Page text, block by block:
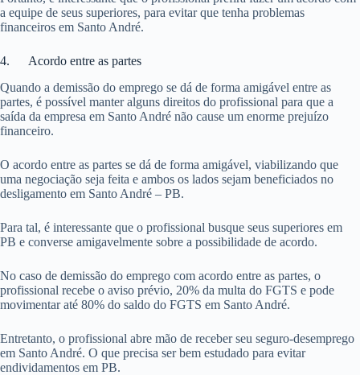
a equipe de seus superiores, para evitar que tenha problemas
financeiros em Santo André.
4. Acordo entre as partes
Quando a demissão do emprego se dá de forma amigável entre as
partes, é possível manter alguns direitos do profissional para que a
saída da empresa em Santo André não cause um enorme prejuízo
financeiro.
O acordo entre as partes se dá de forma amigável, viabilizando que
uma negociação seja feita e ambos os lados sejam beneficiados no
desligamento em Santo André – PB.
Para tal, é interessante que o profissional busque seus superiores em
PB e converse amigavelmente sobre a possibilidade de acordo.
No caso de demissão do emprego com acordo entre as partes, o
profissional recebe o aviso prévio, 20% da multa do FGTS e pode
movimentar até 80% do saldo do FGTS em Santo André.
Entretanto, o profissional abre mão de receber seu seguro-desemprego
em Santo André. O que precisa ser bem estudado para evitar
endividamentos em PB.